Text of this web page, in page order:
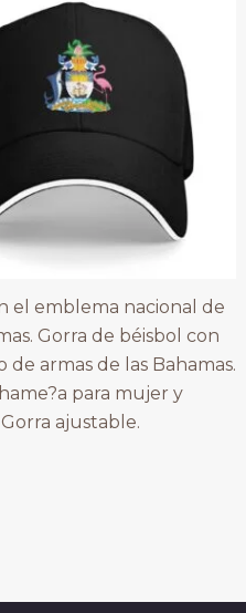
el emblema nacional de
Gorra de béisbol con
de armas de las Bahamas.
para mujer y
ajustable.